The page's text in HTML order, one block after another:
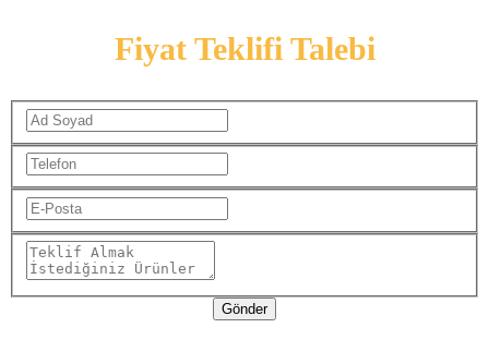
Fiyat Teklifi Talebi
Gönder